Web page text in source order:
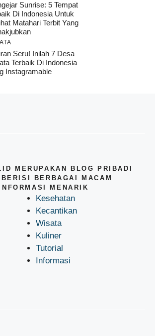
Sunrise: 5 Tempat
Di Indonesia Untuk
Matahari Terbit Yang
Seru! Inilah 7 Desa
Terbaik Di Indonesia
Instagramable
MERUPAKAN BLOG PRIBADI
BERISI BERBAGAI MACAM
INFORMASI MENARIK
Kesehatan
Kecantikan
Wisata
Kuliner
Tutorial
Informasi